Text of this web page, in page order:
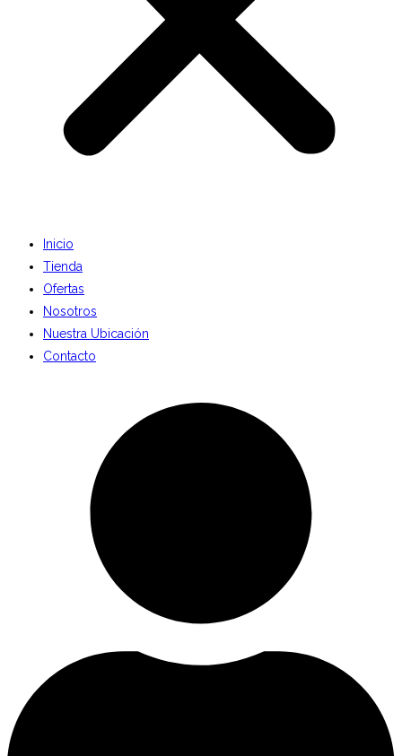
Inicio
Tienda
Ofertas
Nosotros
Nuestra Ubicación
Contacto